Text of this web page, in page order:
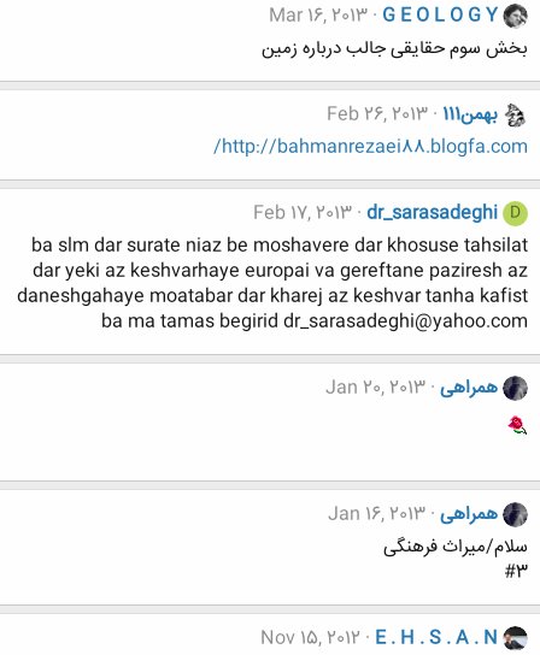
G E O L O G Y
Mar 16, 2013
بخش سوم حقایقی جالب درباره زمین
بهمن111
Feb 26, 2013
http://bahmanrezaei88.blogfa.com/
D
dr_sarasadeghi
Feb 17, 2013
ba slm dar surate niaz be moshavere dar khosuse tahsilat
dar yeki az keshvarhaye europai va gereftane paziresh az
daneshgahaye moatabar dar kharej az keshvar tanha kafist
ba ma tamas begirid dr_sarasadeghi@yahoo.com
همراهی Jan 20, 2013
همراهی Jan 16, 2013
سلام/میراث فرهنگی
#3
E . H . S . A . N
Nov 15, 2012